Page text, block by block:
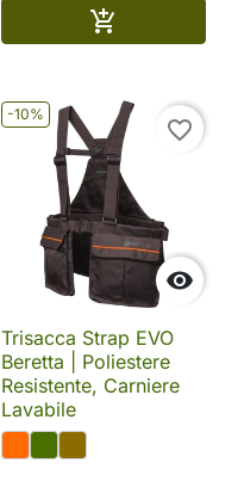

-10%

favorite_border
Trisacca Strap EVO
Beretta | Poliestere
Resistente, Carniere
Lavabile